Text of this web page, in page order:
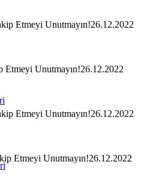
Etmeyi Unutmayın!26.12.2022
Etmeyi Unutmayın!26.12.2022
Etmeyi Unutmayın!26.12.2022
Etmeyi Unutmayın!26.12.2022